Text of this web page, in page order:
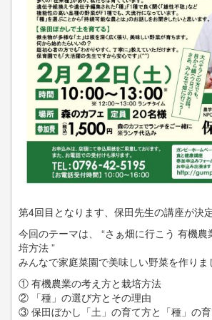
第4回目となります、保田先生の講座が決
今回のテーマは、 “さぁ畑に行こう 有機
培方法 ”
みんなで家庭菜園で美味しい野菜を作りま
① 有機農業の考え方と栽培方法
② 「種」の選び方とその理由
③ 保田ぼかし「土」の育て方と「種」の